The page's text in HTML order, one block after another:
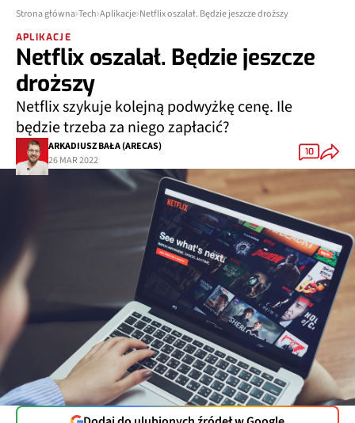
Strona główna Tech Aplikacje Netflix oszalał. Będzie jeszcze droższy
APLIKACJE
Netflix oszalał. Będzie jeszcze
droższy
Netflix szykuje kolejną podwyżkę cenę. Ile
będzie trzeba za niego zapłacić?
ARKADIUSZ BAŁA (ARECAS)
26 MAR 2022
10